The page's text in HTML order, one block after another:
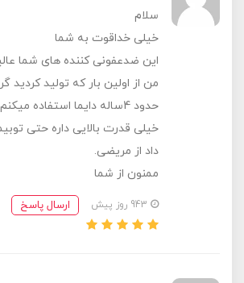
سلام
خیلی خداقوت به شما
این ضدعفونی کننده های شما
من از اولین بار که تولید کردید
حدود 4ساله دایما استفاده میکنم.
خیلی قدرت بالایی داره حتی
داد از مریضی.
ممنون از شما
ارسال پاسخ